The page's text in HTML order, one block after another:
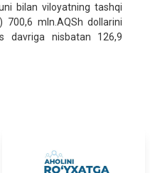
bilan viloyatning tashqi
mln.AQSh dollarini
davriga nisbatan 126,9